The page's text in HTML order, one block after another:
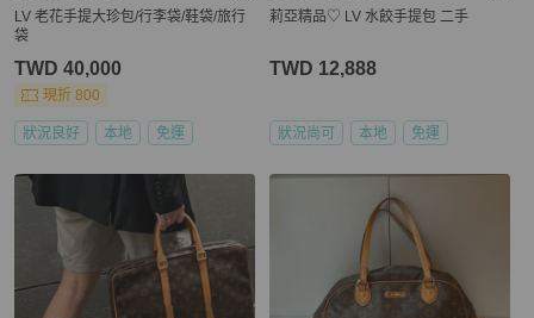
LV 老花手提大珍包/行李袋/鞋袋/旅行
袋
TWD 40,000
現折 800
狀況良好 本地 免運
莉亞精品♡ LV 水餃手提包 二手
TWD 12,888
狀況尚可 本地 免運